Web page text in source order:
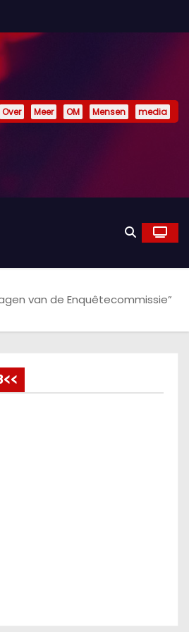
Over Meer OM Mensen media
van de Enquêtecommissie”